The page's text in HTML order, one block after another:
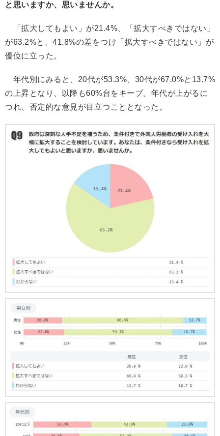
と思いますか、思いませんか。
「拡大してもよい」が21.4%、「拡大すべきではない」
が63.2%と、41.8%の差をつけ「拡大すべきではない」が
優位に立った。
年代別にみると、20代が53.3%、30代が67.0%と13.7%
の上昇となり、以降も60%台をキープ。年代が上がるに
つれ、否定的な意見が目立つこととなった。